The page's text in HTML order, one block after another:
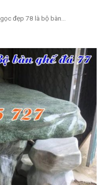
đẹp 78 là bộ bàn...